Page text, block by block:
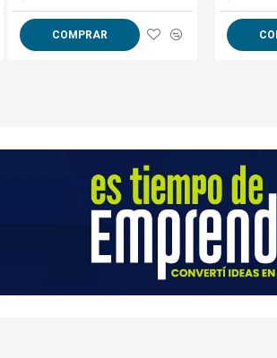
Medidas:
20" (Carry On), Altura
COMPRAR